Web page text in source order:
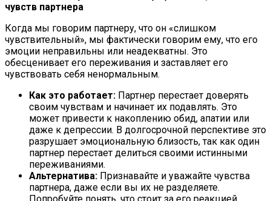
чувств партнера
Когда мы говорим партнеру, что он «слишком
чувствительный», мы фактически говорим ему, что его
эмоции неправильны или неадекватны. Это
обесценивает его переживания и заставляет его
чувствовать себя ненормальным.
Как это работает: Партнер перестает доверять
своим чувствам и начинает их подавлять. Это
может привести к накоплению обид, апатии или
даже к депрессии. В долгосрочной перспективе это
разрушает эмоциональную близость, так как один
партнер перестает делиться своими истинными
переживаниями.
Альтернатива: Признавайте и уважайте чувства
партнера, даже если вы их не разделяете.
Попробуйте понять, что стоит за его реакцией.